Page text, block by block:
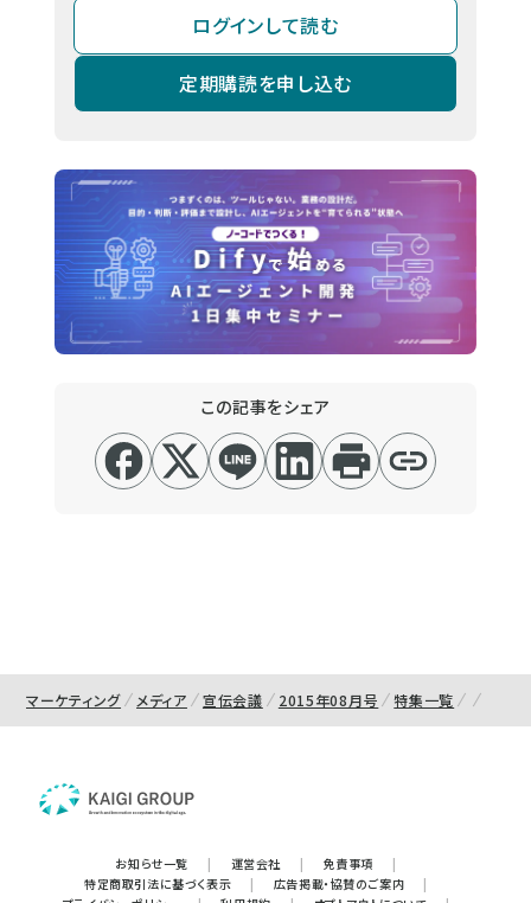
ログインして読む
定期購読を申し込む
この記事をシェア
マーケティング メディア 宣伝会議 2015年08月号 特集一覧
お知らせ一覧 | 運営会社 | 免責事項
|
特定商取引法に基づく表示
| 広告掲載・協賛のご案内
|